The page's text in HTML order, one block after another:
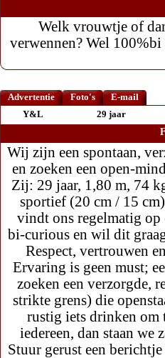
Welk vrouwtje of
verwennen? Wel
Advertentie Foto's
E-mail
Y&L
29 jaar
Wij zijn een spontaan,
en zoeken een open-
Zij: 29 jaar, 1,80 m, 74
sportief (20 cm / 15
vindt ons regelmatig
bi-curious en wil dit
Respect, vertrouwen
Ervaring is geen must;
zoeken een verzorgde,
strikte grens) die
rustig iets drinken om
iedereen, dan staan we
Stuur gerust een